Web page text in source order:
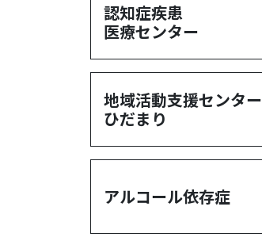
認知症疾患
医療センター
地域活動支援センター
ひだまり
アルコール依存症